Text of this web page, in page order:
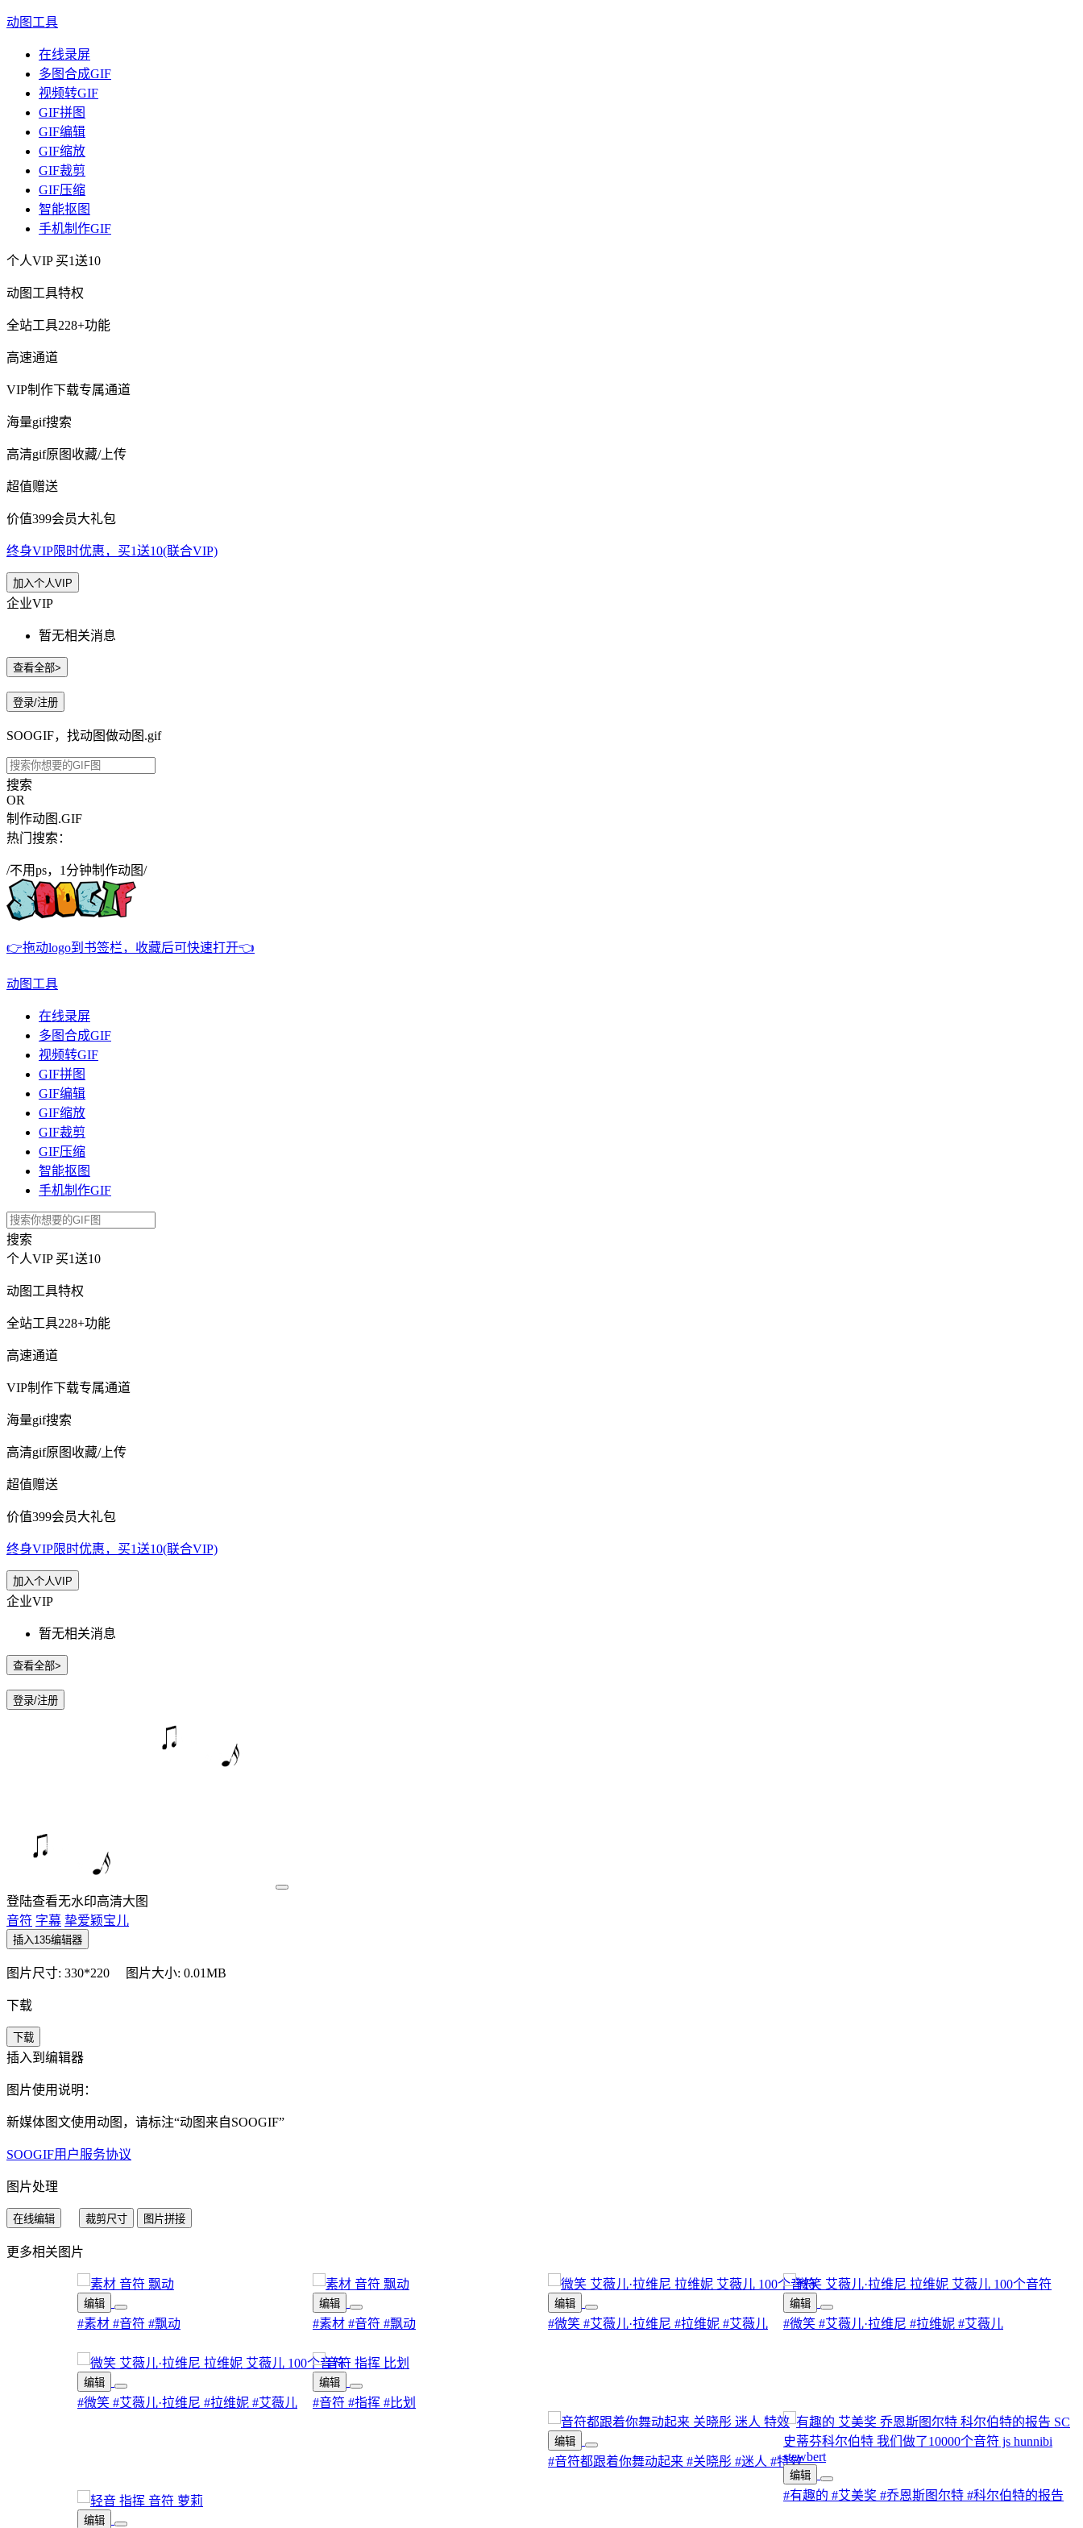
动图工具
在线录屏
多图合成GIF
视频转GIF
GIF拼图
GIF编辑
GIF缩放
GIF裁剪
GIF压缩
智能抠图
手机制作GIF
个人VIP 买1送10
动图工具特权
全站工具228+功能
高速通道
VIP制作下载专属通道
海量gif搜索
高清gif原图收藏/上传
超值赠送
价值399会员大礼包
终身VIP限时优惠，买1送10(联合VIP)
加入个人VIP
企业VIP
暂无相关消息
查看全部>
登录/注册
SOOGIF，找动图做动图.gif
搜索
OR
制作动图.GIF
热门搜索：
/不用ps，1分钟制作动图/
👉拖动logo到书签栏，收藏后可快速打开👈
动图工具
在线录屏
多图合成GIF
视频转GIF
GIF拼图
GIF编辑
GIF缩放
GIF裁剪
GIF压缩
智能抠图
手机制作GIF
搜索
个人VIP 买1送10
动图工具特权
全站工具228+功能
高速通道
VIP制作下载专属通道
海量gif搜索
高清gif原图收藏/上传
超值赠送
价值399会员大礼包
终身VIP限时优惠，买1送10(联合VIP)
加入个人VIP
企业VIP
暂无相关消息
查看全部>
登录/注册
登陆查看无水印高清大图
音符 字幕 挚爱颖宝儿
插入135编辑器
图片尺寸: 330*220 图片大小: 0.01MB
下载
下载
插入到编辑器
图片使用说明：
新媒体图文使用动图，请标注“动图来自SOOGIF”
SOOGIF用户服务协议
图片处理
在线编辑 裁剪尺寸 图片拼接
更多相关图片
编辑
#素材 #音符 #飘动
编辑
#素材 #音符 #飘动
编辑
#微笑 #艾薇儿·拉维尼 #拉维妮 #艾薇儿
编辑
#微笑 #艾薇儿·拉维尼 #拉维妮 #艾薇儿
编辑
#微笑 #艾薇儿·拉维尼 #拉维妮 #艾薇儿
编辑
#音符 #指挥 #比划
编辑
#音符都跟着你舞动起来 #关晓彤 #迷人 #特效
编辑
#有趣的 #艾美奖 #乔恩斯图尔特 #科尔伯特的报告
编辑